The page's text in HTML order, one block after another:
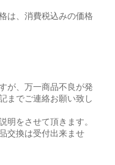
は、消費税込みの価格
が、万一商品不良が発
までご連絡お願い致し
明をさせて頂きます。
交換は受付出来ませ